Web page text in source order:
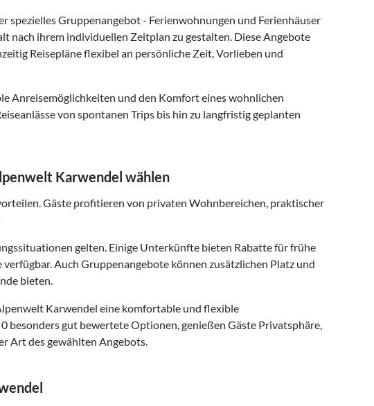
Gruppenangebot - Ferienwohnungen und Ferienhäuser
nach ihrem individuellen Zeitplan zu gestalten. Diese Angebote
Reisepläne flexibel an persönliche Zeit, Vorlieben und
Anreisemöglichkeiten und den Komfort eines wohnlichen
von spontanen Trips bis hin zu langfristig geplanten
Karwendel wählen
Gäste profitieren von privaten Wohnbereichen, praktischer
gelten. Einige Unterkünfte bieten Rabatte für frühe
Auch Gruppenangebote können zusätzlichen Platz und
bieten.
Karwendel eine komfortable und flexible
gut bewertete Optionen, genießen Gäste Privatsphäre,
Art des gewählten Angebots.